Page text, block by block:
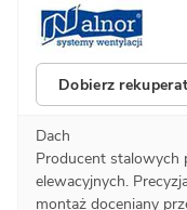
Dobierz
Dach
Producent stalowych
elewacyjnych.
montaż doceniany